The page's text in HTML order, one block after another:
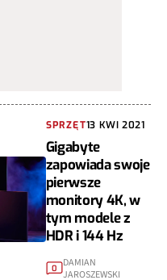
SPRZĘT13 KWI 2021
Gigabyte
zapowiada swoje
pierwsze
monitory 4K, w
tym modele z
HDR i 144 Hz
0 DAMIAN
JAROSZEWSKI